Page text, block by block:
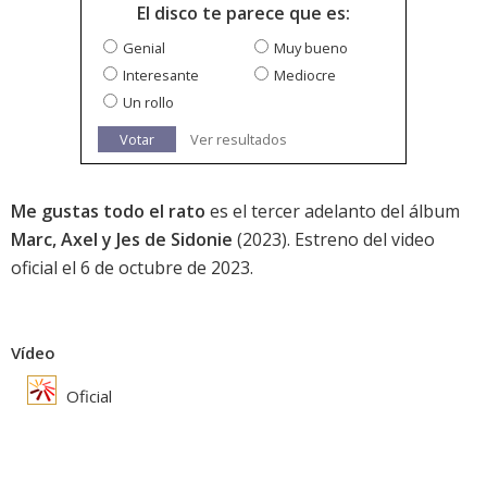
El disco te parece que es:
Genial
Muy bueno
Interesante
Mediocre
Un rollo
Votar
Ver resultados
Me gustas todo el rato es el tercer adelanto del álbum
Marc, Axel y Jes de Sidonie (2023). Estreno del video
oficial el 6 de octubre de 2023.
Vídeo
Oficial